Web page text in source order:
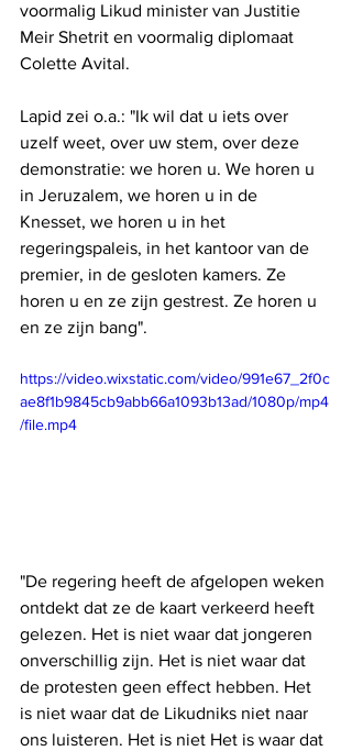
voormalig Likud minister van Justitie
Meir Shetrit en voormalig diplomaat
Colette Avital.
Lapid zei o.a.: "Ik wil dat u iets over
uzelf weet, over uw stem, over deze
demonstratie: we horen u. We horen u
in Jeruzalem, we horen u in de
Knesset, we horen u in het
regeringspaleis, in het kantoor van de
premier, in de gesloten kamers. Ze
horen u en ze zijn gestrest. Ze horen u
en ze zijn bang".
https://video.wixstatic.com/video/991e67_2f0c
ae8f1b9845cb9abb66a1093b13ad/1080p/mp4
/file.mp4
"De regering heeft de afgelopen weken
ontdekt dat ze de kaart verkeerd heeft
gelezen. Het is niet waar dat jongeren
onverschillig zijn. Het is niet waar dat
de protesten geen effect hebben. Het
is niet waar dat de Likudniks niet naar
ons luisteren. Het is niet Het is waar dat